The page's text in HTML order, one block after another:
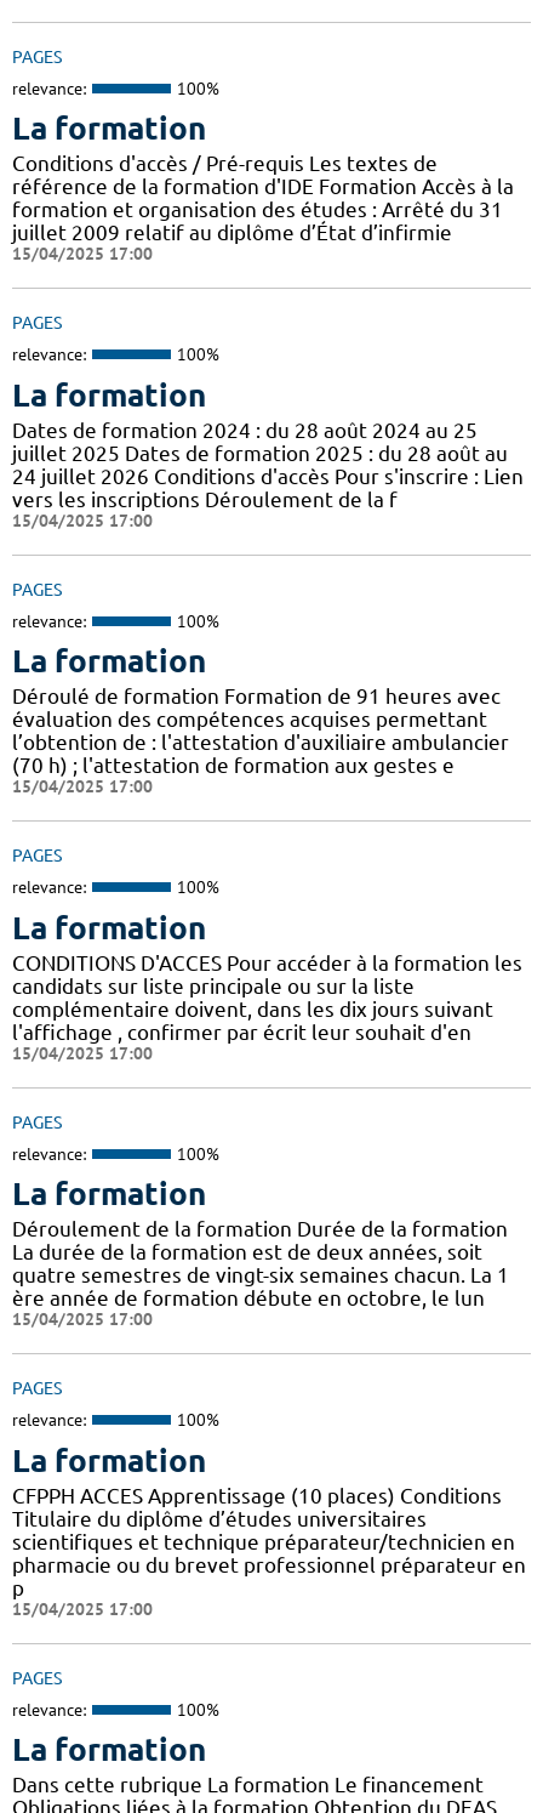
PAGES
relevance: 100%
La formation
Conditions d'accès / Pré-requis Les textes de
référence de la formation d'IDE Formation Accès à la
formation et organisation des études : Arrêté du 31
juillet 2009 relatif au diplôme d’État d’infirmie
15/04/2025 17:00
PAGES
relevance: 100%
La formation
Dates de formation 2024 : du 28 août 2024 au 25
juillet 2025 Dates de formation 2025 : du 28 août au
24 juillet 2026 Conditions d'accès Pour s'inscrire : Lien
vers les inscriptions Déroulement de la f
15/04/2025 17:00
PAGES
relevance: 100%
La formation
Déroulé de formation Formation de 91 heures avec
évaluation des compétences acquises permettant
l’obtention de : l'attestation d'auxiliaire ambulancier
(70 h) ; l'attestation de formation aux gestes e
15/04/2025 17:00
PAGES
relevance: 100%
La formation
CONDITIONS D'ACCES Pour accéder à la formation les
candidats sur liste principale ou sur la liste
complémentaire doivent, dans les dix jours suivant
l'affichage , confirmer par écrit leur souhait d'en
15/04/2025 17:00
PAGES
relevance: 100%
La formation
Déroulement de la formation Durée de la formation
La durée de la formation est de deux années, soit
quatre semestres de vingt-six semaines chacun. La 1
ère année de formation débute en octobre, le lun
15/04/2025 17:00
PAGES
relevance: 100%
La formation
CFPPH ACCES Apprentissage (10 places) Conditions
Titulaire du diplôme d’études universitaires
scientifiques et technique préparateur/technicien en
pharmacie ou du brevet professionnel préparateur en
p
15/04/2025 17:00
PAGES
relevance: 100%
La formation
Dans cette rubrique La formation Le financement
Obligations liées à la formation Obtention du DEAS